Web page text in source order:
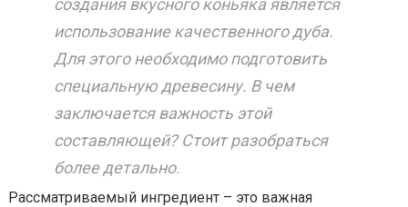
использование качественного дуба.
Для этого необходимо подготовить
специальную древесину. В чем
заключается важность этой
составляющей? Стоит разобраться
более детально.
Рассматриваемый ингредиент – это важная